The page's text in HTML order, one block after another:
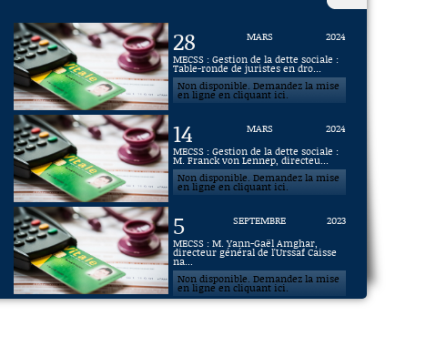
28 MARS
2024
MECSS : Gestion de la dette sociale :
Table-ronde de juristes en dro...
Non disponible. Demandez la mise
en ligne en cliquant ici.
14 MARS
2024
MECSS : Gestion de la dette sociale :
M. Franck von Lennep, directeu...
Non disponible. Demandez la mise
en ligne en cliquant ici.
5 SEPTEMBRE
2023
MECSS : M. Yann-Gaël Amghar,
directeur général de l'Urssaf Caisse
na...
Non disponible. Demandez la mise
en ligne en cliquant ici.